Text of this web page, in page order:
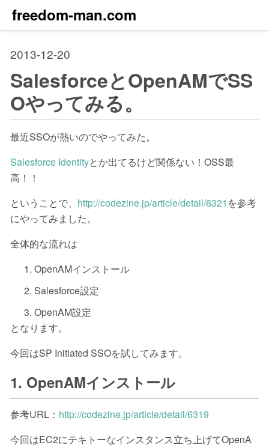
freedom-man.com
2013-12-20
SalesforceとOpenAMでSS
Oやってみる。
最近SSOが熱いのでやってみた。
Salesforce Identityとか出てるけど関係ない！OSS最
高！！
ということで、 http://codezine.jp/article/detail/6321 を参考
にやってみました。
全体的な流れは
OpenAMインストール
Salesforce設定
OpenAM設定
となります。
今回はSP Initiated SSOを試してみます。
1. OpenAMインストール
参考URL： http://codezine.jp/article/detail/6319
今回はEC2にテキトーなインスタンス立ち上げてOpenA